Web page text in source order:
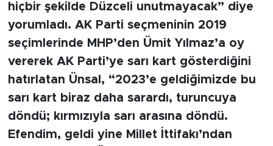
hiçbir şekilde Düzceli unutmayacak” diye
yorumladı. AK Parti seçmeninin 2019
seçimlerinde MHP’den Ümit Yılmaz’a oy
vererek AK Parti’ye sarı kart gösterdiğini
hatırlatan Ünsal, “2023’e geldiğimizde bu
sarı kart biraz daha sarardı, turuncuya
döndü; kırmızıyla sarı arasına döndü.
Efendim, geldi yine Millet İttifakı’ndan